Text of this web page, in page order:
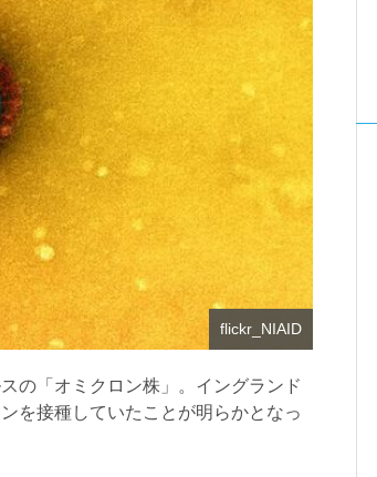
flickr_NIAID
の「オミクロン株」。イングランド
を接種していたことが明らかとなっ